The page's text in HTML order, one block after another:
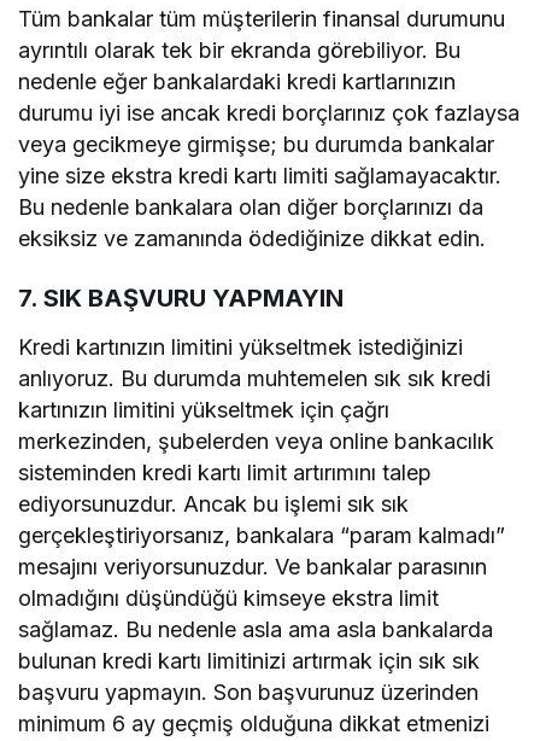
Tüm bankalar tüm müşterilerin finansal durumunu
ayrıntılı olarak tek bir ekranda görebiliyor. Bu
nedenle eğer bankalardaki kredi kartlarınızın
durumu iyi ise ancak kredi borçlarınız çok fazlaysa
veya gecikmeye girmişse; bu durumda bankalar
yine size ekstra kredi kartı limiti sağlamayacaktır.
Bu nedenle bankalara olan diğer borçlarınızı da
eksiksiz ve zamanında ödediğinize dikkat edin.
7. SIK BAŞVURU YAPMAYIN
Kredi kartınızın limitini yükseltmek istediğinizi
anlıyoruz. Bu durumda muhtemelen sık sık kredi
kartınızın limitini yükseltmek için çağrı
merkezinden, şubelerden veya online bankacılık
sisteminden kredi kartı limit artırımını talep
ediyorsunuzdur. Ancak bu işlemi sık sık
gerçekleştiriyorsanız, bankalara “param kalmadı”
mesajını veriyorsunuzdur. Ve bankalar parasının
olmadığını düşündüğü kimseye ekstra limit
sağlamaz. Bu nedenle asla ama asla bankalarda
bulunan kredi kartı limitinizi artırmak için sık sık
başvuru yapmayın. Son başvurunuz üzerinden
minimum 6 ay geçmiş olduğuna dikkat etmenizi